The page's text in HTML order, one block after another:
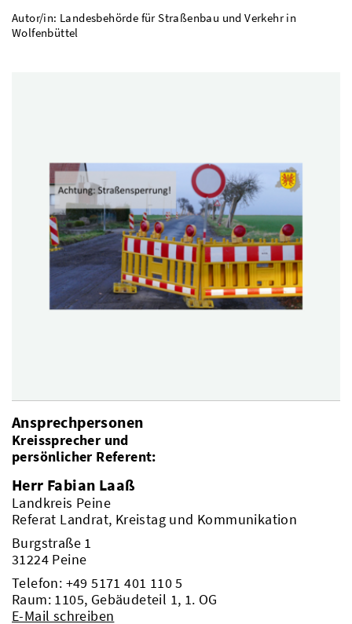
Autor/in: Landesbehörde für Straßenbau und Verkehr in
Wolfenbüttel
Ansprechpersonen
Kreissprecher und
persönlicher Referent:
Herr Fabian Laaß
Landkreis Peine
Referat Landrat, Kreistag und Kommunikation
Burgstraße 1
31224 Peine
Telefon: +49 5171 401 110 5
Raum: 1105, Gebäudeteil 1, 1. OG
E-Mail schreiben